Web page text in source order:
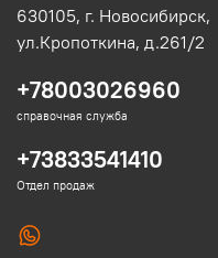
630105, г. Новосибирск,
ул.Кропоткина, д.261/2
+78003026960
справочная служба
+73833541410
Отдел продаж